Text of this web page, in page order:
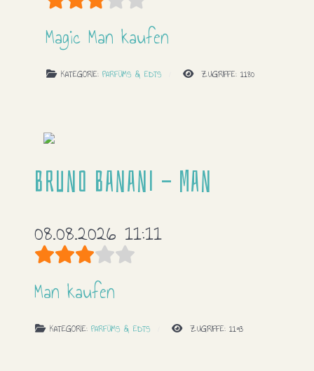
Bewertung: 3/
Magic Man kaufen
KATEGORIE: PARFÜMS & EDTS ZUGRIFFE: 1180
Bruno Banani - Man
08.08.2026 11:11
Bewertung: 3/
Man kaufen
KATEGORIE: PARFÜMS & EDTS ZUGRIFFE: 1193